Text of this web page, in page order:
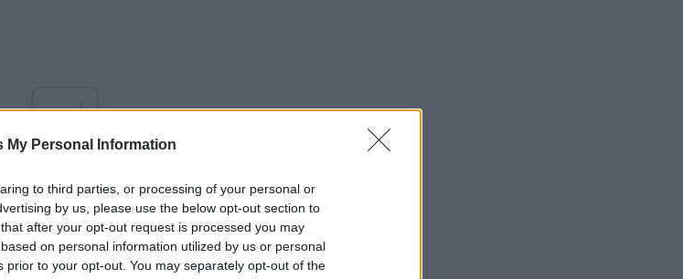
My Personal Information
to third parties, or processing of your personal or
by us, please use the below opt-out section to
after your opt-out request is processed you may
on personal information utilized by us or personal
prior to your opt-out. You may separately opt-out of the
ad